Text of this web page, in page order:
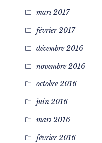
mars 2017
février 2017
décembre 2016
novembre 2016
octobre 2016
juin 2016
mars 2016
février 2016